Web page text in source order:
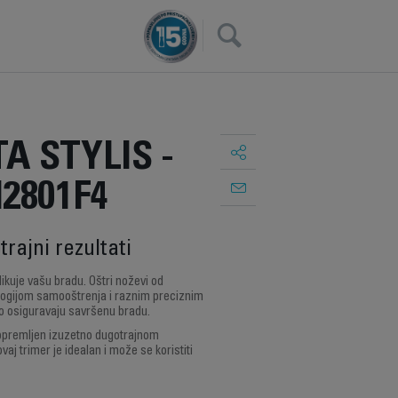
×
STYLIS -
rezultati
vašu bradu. Oštri noževi od
samooštrenja i raznim preciznim
osiguravaju savršenu bradu.
izuzetno dugotrajnom
trimer je idealan i može se koristiti